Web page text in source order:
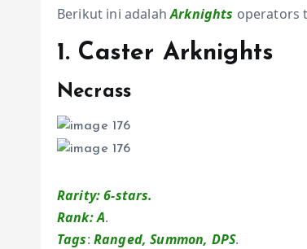
Berikut ini adalahArknights operators
1. Caster Arknights
Necrass
Rarity: 6-stars.
Rank: A.
Tags: Ranged, Summon, DPS.